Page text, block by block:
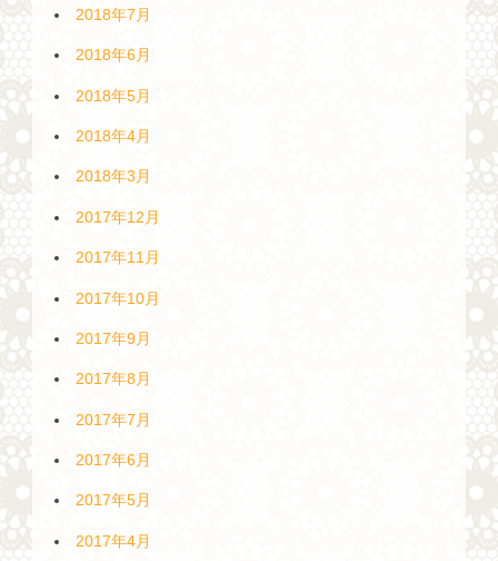
2018年7月
2018年6月
2018年5月
2018年4月
2018年3月
2017年12月
2017年11月
2017年10月
2017年9月
2017年8月
2017年7月
2017年6月
2017年5月
2017年4月